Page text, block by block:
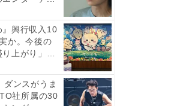
』興行収入10
か。今後の
上がり」
ダンスがうま
社所属の30